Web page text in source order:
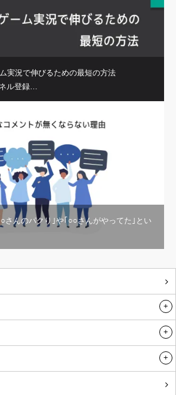
実況で伸びるための最短の方法
ル登録…
さんのパクり｣や｢○○さんがやってた｣とい